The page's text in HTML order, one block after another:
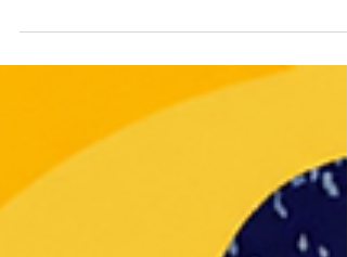
εμπιστευόμαστε, φοβόμαστε την απόρριψη ή
αποφεύγουμε την οικειότητα δεν
διαμορφώνεται τυχαία. Συχνά επηρεάζεται
από τις πρώιμες εμπειρίες μας και από τον
τρόπο με τον οποίο μάθαμε, από μικρή
να ζητάμε φροντίδα, ασφάλεια και
συναισθηματική ανταπόκριση. Η θεωρία
δεσμού, όπως αναπτύχθηκε αρχικά από τον
Bowlby και επεκτάθηκε ερευνητικά από την